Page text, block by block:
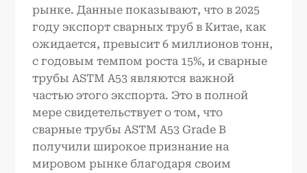
рынке. Данные показывают, что в 2025
году экспорт сварных труб в Китае, как
ожидается, превысит 6 миллионов тонн,
с годовым темпом роста 15%, и сварные
трубы ASTM A53 являются важной
частью этого экспорта. Это в полной
мере свидетельствует о том, что
сварные трубы ASTM A53 Grade B
получили широкое признание на
мировом рынке благодаря своим